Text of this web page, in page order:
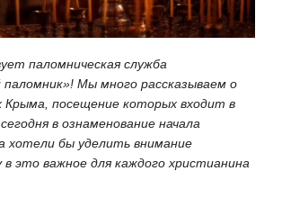
паломническая служба
паломник»! Мы много рассказываем о
Крыма, посещение которых входит в
в ознаменование начала
хотели бы уделить внимание
в это важное для каждого христианина